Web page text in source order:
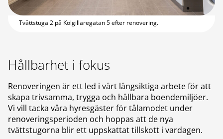
Tvättstuga 2 på Kolgillaregatan 5 efter renovering.
Hållbarhet i fokus
Renoveringen är ett led i vårt långsiktiga arbete för att
skapa trivsamma, trygga och hållbara boendemiljöer.
Vi vill tacka våra hyresgäster för tålamodet under
renoveringsperioden och hoppas att de nya
tvättstugorna blir ett uppskattat tillskott i vardagen.